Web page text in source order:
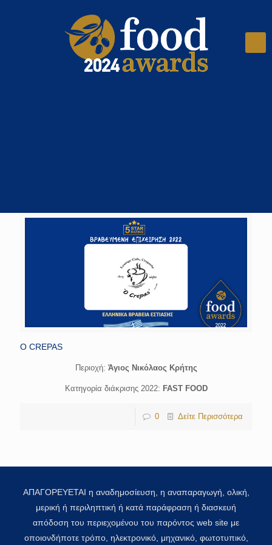
O CREPAS
Περιοχή: Άγιος Νικόλαος Κρήτης
Κατηγορία διάκρισης 2022: FAST FOOD
0 Δείτε Περισσότερα
ΑΠΑΓΟΡΕΥΕΤΑΙ η αναδημοσίευση, η αναπαραγωγή, ολική,
μερική ή περιληπτική ή κατά παράφραση ή διασκευή
απόδοση του περιεχομένου του παρόντος web site με
οποιονδήποτε τρόπο, ηλεκτρονικό, μηχανικό, φωτοτυπικό,